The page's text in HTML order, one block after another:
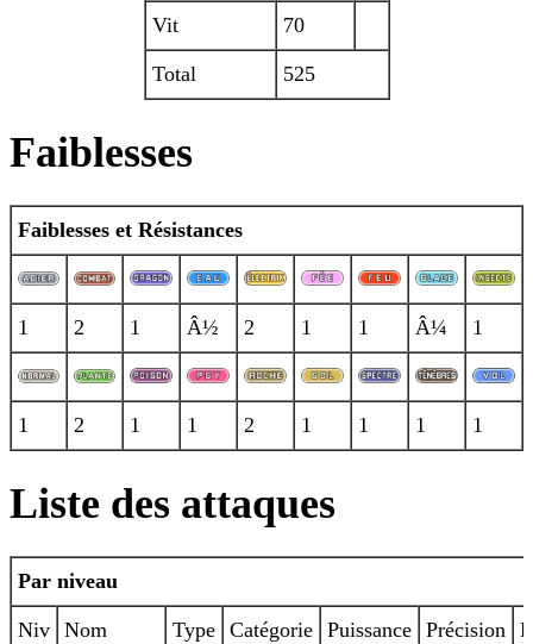
Vit 70
Total 525
Faiblesses
Faiblesses et Résistances
1 2 1 Â½ 2 1 1 Â¼ 1
1 2 1 1 2 1 1 1 1
Liste des attaques
Par niveau
Niv Nom Type Catégorie Puissance Précision